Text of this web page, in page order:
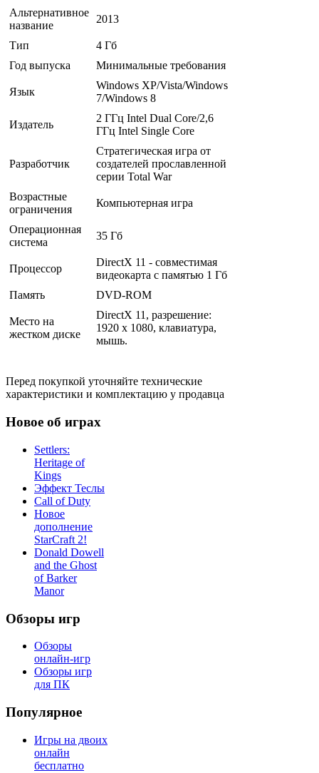
Альтернативное
название
2013
Тип
4 Гб
Год выпуска
Минимальные требования
Язык
Windows XP/Vista/Windows
7/Windows 8
Издатель
2 ГГц Intel Dual Core/2,6
ГГц Intel Single Core
Разработчик
Стратегическая игра от
создателей прославленной
серии Total War
Возрастные
ограничения
Компьютерная игра
Операционная
система
35 Гб
Процессор
DirectX 11 - совместимая
видеокарта с памятью 1 Гб
Память
DVD-ROM
Место на
жестком диске
DirectX 11, разрешение:
1920 x 1080, клавиатура,
мышь.
Перед покупкой уточняйте технические
характеристики и комплектацию у продавца
Новое об играх
Settlers:
Heritage of
Kings
Эффект Теслы
Call of Duty
Новое
дополнение
StarCraft 2!
Donald Dowell
and the Ghost
of Barker
Manor
Обзоры игр
Обзоры
онлайн-игр
Обзоры игр
для ПК
Популярное
Игры на двоих
онлайн
бесплатно